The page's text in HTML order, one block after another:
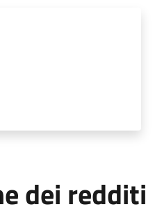
dei redditi